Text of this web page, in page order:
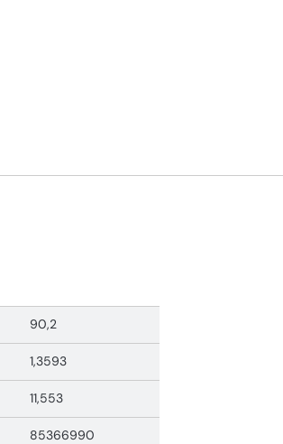
90,2
1,3593
11,553
85366990